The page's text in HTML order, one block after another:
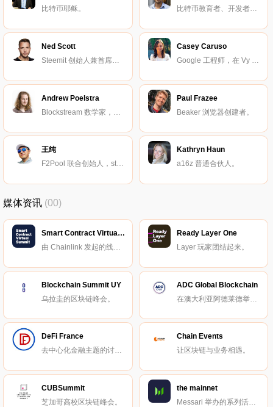
比特币耶稣。
比特币教育者、开发者与企业家。
Ned Scott
Steemit 创始人兼首席执行官。
Casey Caruso
Google 工程师，在 Vy Capital 投资加密。
Andrew Poelstra
Paul Frazee
Beaker 浏览器创建者。
王纯
F2Pool 联合创始人，stake.fish 创始人兼首席执行官。
Kathryn Haun
a16z 普通合伙人。
媒体资讯 (00)
Smart Contract Virtual Summit
由 Chainlink 发起的线上峰会。
Ready Layer One
Layer 玩家团结起来。
Blockchain Summit UY
乌拉圭的区块链峰会。
ADC Global Blockchain
DeFi France
去中心化金融主题的讨论与交流小组。
Chain Events
让区块链与业务相遇。
CUBSummit
芝加哥高校区块链峰会。
the mainnet